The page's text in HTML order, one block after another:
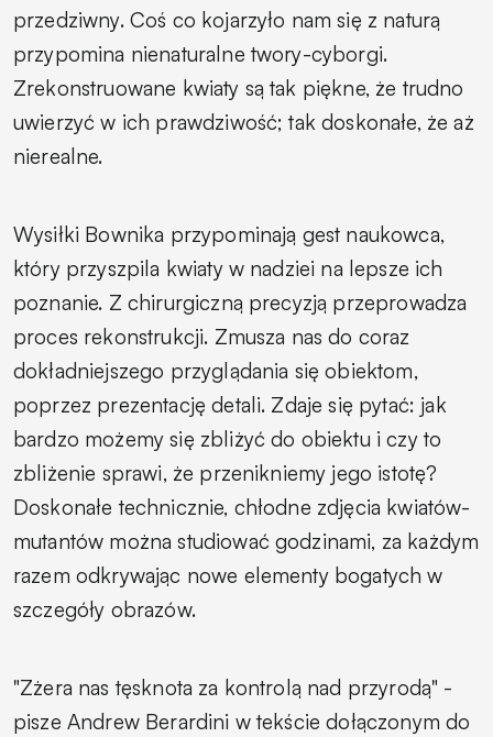
przedziwny. Coś co kojarzyło nam się z naturą
przypomina nienaturalne twory-cyborgi.
Zrekonstruowane kwiaty są tak piękne, że trudno
uwierzyć w ich prawdziwość; tak doskonałe, że aż
nierealne.
Wysiłki Bownika przypominają gest naukowca,
który przyszpila kwiaty w nadziei na lepsze ich
poznanie. Z chirurgiczną precyzją przeprowadza
proces rekonstrukcji. Zmusza nas do coraz
dokładniejszego przyglądania się obiektom,
poprzez prezentację detali. Zdaje się pytać: jak
bardzo możemy się zbliżyć do obiektu i czy to
zbliżenie sprawi, że przenikniemy jego istotę?
Doskonałe technicznie, chłodne zdjęcia kwiatów-
mutantów można studiować godzinami, za każdym
razem odkrywając nowe elementy bogatych w
szczegóły obrazów.
"Zżera nas tęsknota za kontrolą nad przyrodą" -
pisze Andrew Berardini w tekście dołączonym do